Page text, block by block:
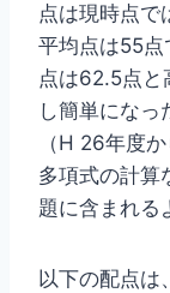
点は現時点で
平均点は55
点は62.5点と
し簡単になっ
（H 26年度
多項式の計算
題に含まれる
以下の配点は